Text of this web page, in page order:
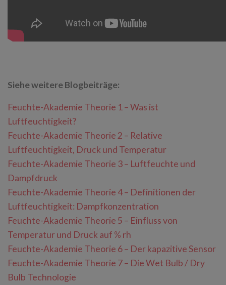
Siehe weitere Blogbeiträge:
Feuchte-Akademie Theorie 1 – Was ist
Luftfeuchtigkeit?
Feuchte-Akademie Theorie 2 – Relative
Luftfeuchtigkeit, Druck und Temperatur
Feuchte-Akademie Theorie 3 – Luftfeuchte und
Dampfdruck
Feuchte-Akademie Theorie 4 – Definitionen der
Luftfeuchtigkeit: Dampfkonzentration
Feuchte-Akademie Theorie 5 – Einfluss von
Temperatur und Druck auf % rh
Feuchte-Akademie Theorie 6 – Der kapazitive Sensor
Feuchte-Akademie Theorie 7 – Die Wet Bulb / Dry
Bulb Technologie